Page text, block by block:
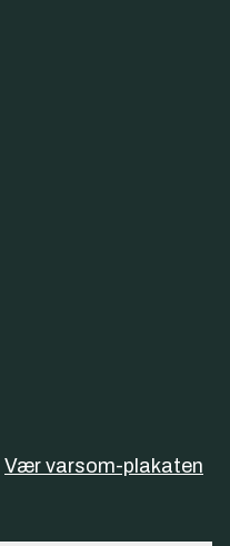
Vær varsom-plakaten